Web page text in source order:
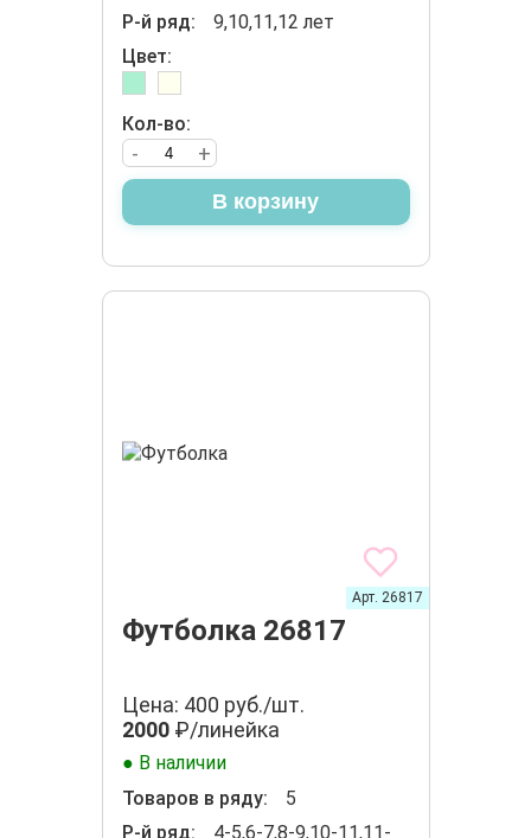
Р-й ряд:
9,10,11,12 лет
Цвет:
Кол-во:
+
-
В корзину
Футболка 26817
Арт. 26817
Цена: 400 руб./шт.
2000₽/линейка
● В наличии
Товаров в ряду:
5
Р-й ряд:
4-5,6-7,8-9,10-11,11-